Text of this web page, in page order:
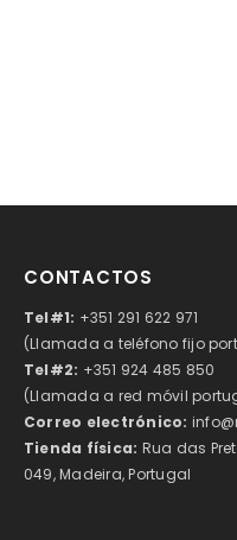
CONTACTOS
Tel#1: +351 291 622 971
(Llamada a teléfono fijo
Tel#2: +351 924 485 850
(Llamada a red móvil
Correo electrónico:
Tienda física: Rua das
049, Madeira, Portugal